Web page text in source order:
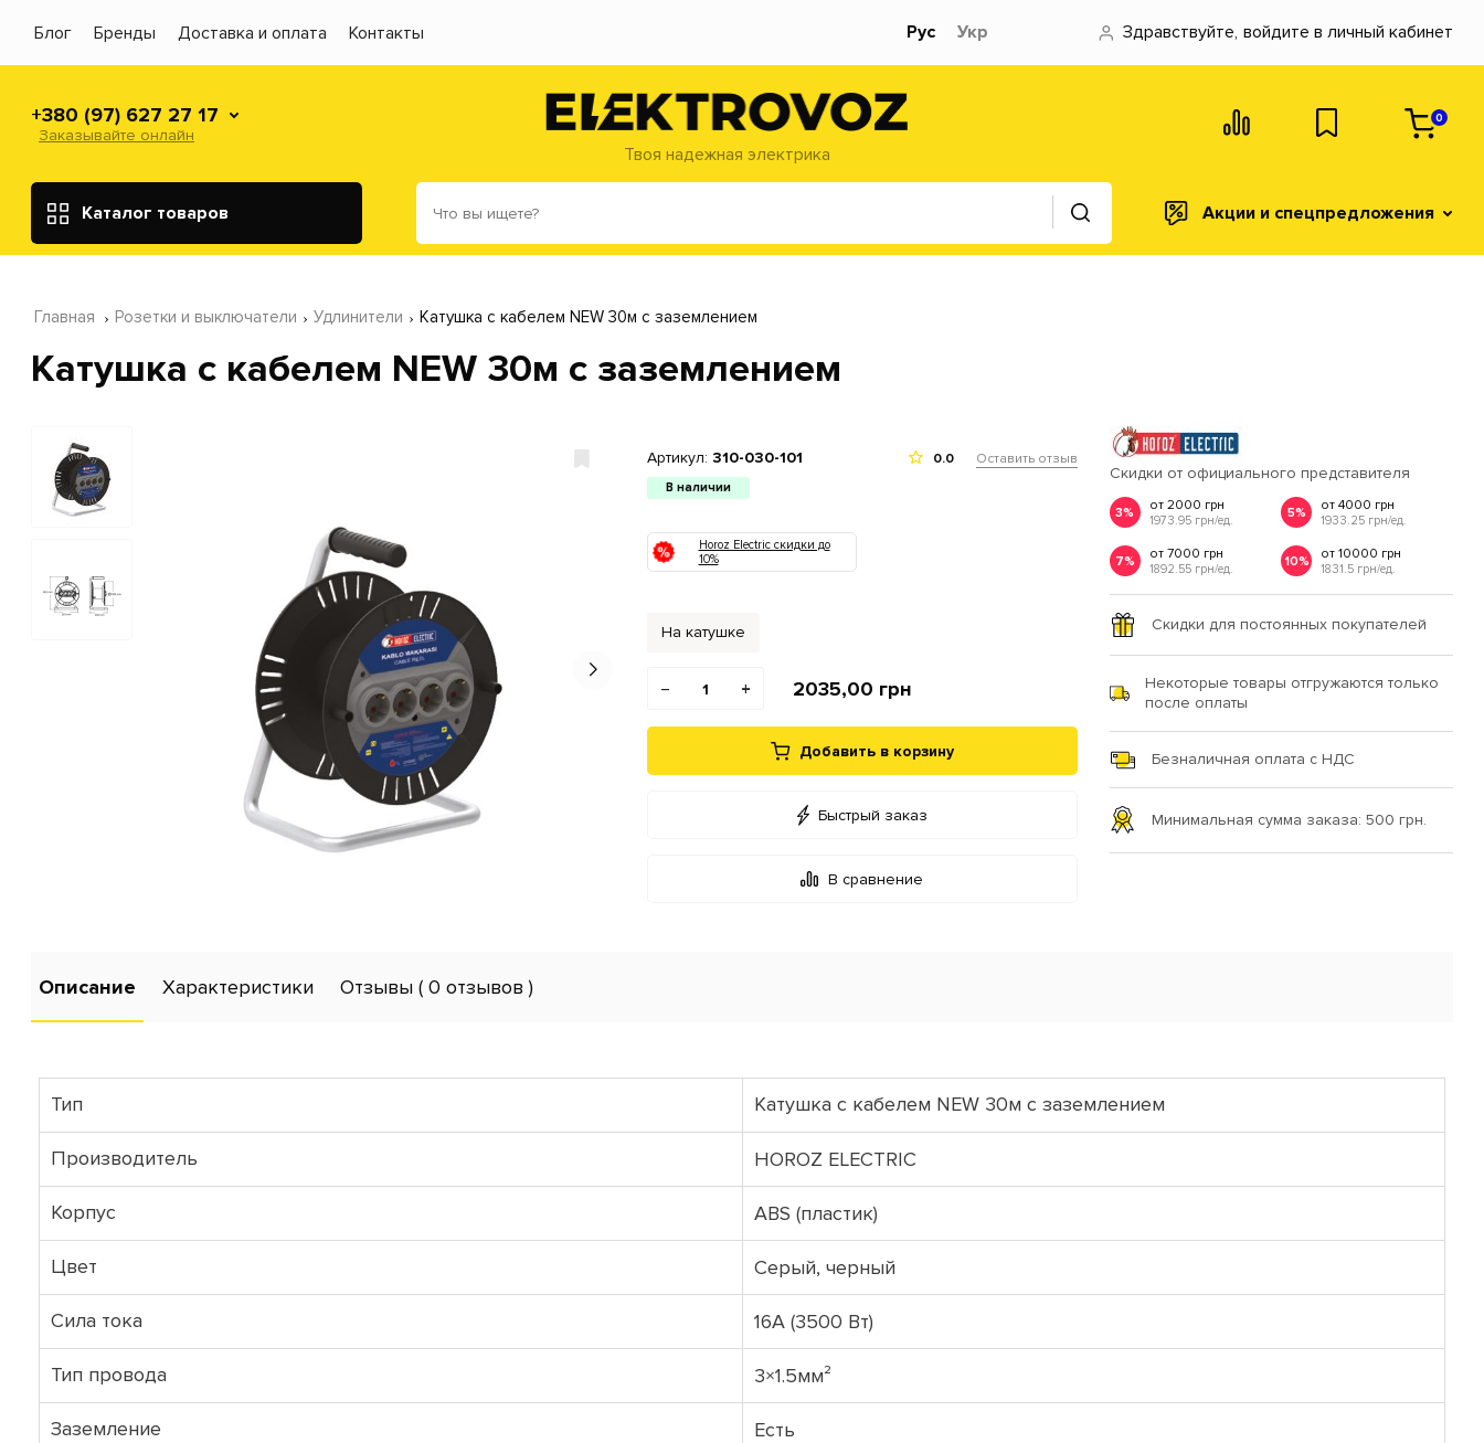
Блог Бренды Доставка и оплата Контакты Рус Укр Здравствуйте, войдите в личный кабинет
+380 (97) 627 27 17
Заказывайте онлайн
Твоя надежная электрика
0
Каталог товаров Акции и спецпредложения
Главная Розетки и выключатели Удлинители Катушка с кабелем NEW 30м с заземлением
Катушка с кабелем NEW 30м с заземлением
Артикул: 310-030-101
В наличии
0.0 Оставить отзыв
Horoz Electric скидки до
10%
На катушке
− + 2035,00 грн
Добавить в корзину
Быстрый заказ
В сравнение
Скидки от официального представителя
3% от 2000 грн
1973.95 грн/ед.
5% от 4000 грн
1933.25 грн/ед.
7% от 7000 грн
1892.55 грн/ед.
10% от 10000 грн
1831.5 грн/ед.
Скидки для постоянных покупателей
Некоторые товары отгружаются только
после оплаты
Безналичная оплата с НДС
Минимальная сумма заказа: 500 грн.
Описание Характеристики Отзывы ( 0 отзывов )
Тип Катушка с кабелем NEW 30м с заземлением
Производитель HOROZ ELECTRIC
Корпус ABS (пластик)
Цвет Серый, черный
Сила тока 16A (3500 Вт)
Тип провода 3×1.5мм²
Заземление Есть